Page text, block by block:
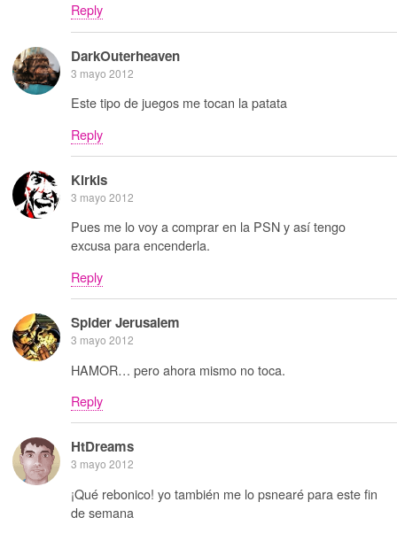
Reply
DarkOuterheaven
3 mayo 2012
Este tipo de juegos me tocan la patata
Reply
Kirkis
3 mayo 2012
Pues me lo voy a comprar en la PSN y así tengo
excusa para encenderla.
Reply
Spider Jerusalem
3 mayo 2012
HAMOR… pero ahora mismo no toca.
Reply
HtDreams
3 mayo 2012
¡Qué rebonico! yo también me lo psnearé para este fin
de semana